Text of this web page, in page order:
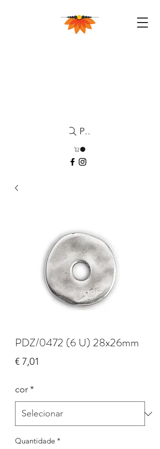
Pesquisa
PDZ/0472 (6 U) 28x26mm
€ 7,01
cor*
Quantidade *